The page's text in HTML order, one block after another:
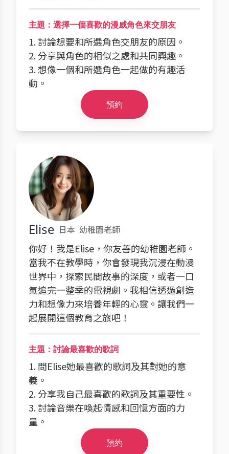
主題：選擇一個喜歡的漫威角色來交朋友
1. 討論想要和所選角色交朋友的原因。
2. 分享與角色的相似之處和共同興趣。
3. 想像一個和所選角色一起做的有趣活
動。
預約
Elise 日本 幼稚園老師
你好！我是Elise，你友善的幼稚園老師。
當我不在教學時，你會發現我沉浸在動漫
世界中，探索民間故事的深度，或者一口
氣追完一整季的電視劇。我相信透過創造
力和想像力來培養年輕的心靈。讓我們一
起展開這個教育之旅吧！
主題：討論最喜歡的歌詞
1. 問Elise她最喜歡的歌詞及其對她的意
義。
2. 分享我自己最喜歡的歌詞及其重要性。
3. 討論音樂在喚起情感和回憶方面的力
量。
預約